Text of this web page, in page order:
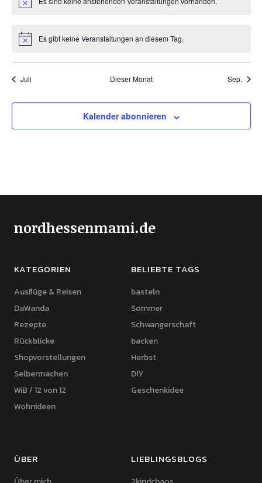
Hinweis
HinweisEs gibt keine Veranstaltungen an diesem Tag.
Juli Dieser Monat Sep.
Kalender abonnieren
nordhessenmami.de
KATEGORIEN
Ausflüge & Reisen
DaWanda
Rezepte
Rückblicke
Shopvorstellungen
Selbermachen
WiB / 12 von 12
Wohnideen
BELIEBTE TAGS
basteln
Sommer
Schwangerschaft
backen
Herbst
DIY
Geschenkidee
ÜBER LIEBLINGSBLOGS